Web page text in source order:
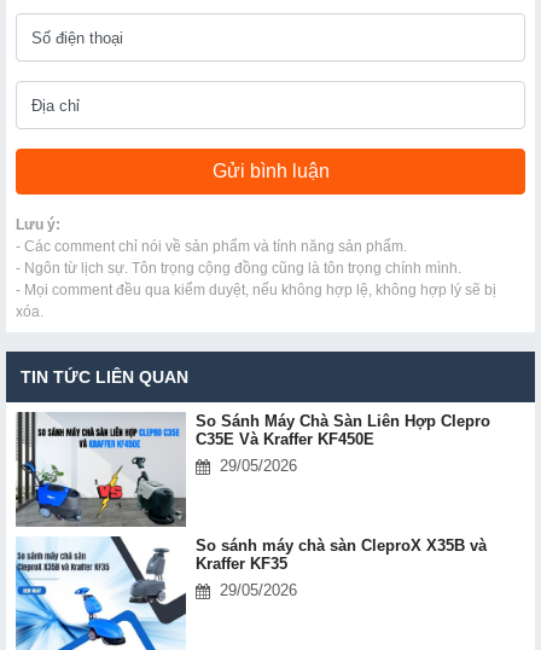
Lưu ý:
- Các comment chỉ nói về sản phẩm và tính năng sản phẩm.
- Ngôn từ lịch sự. Tôn trọng cộng đồng cũng là tôn trọng chính mình.
- Mọi comment đều qua kiểm duyệt, nếu không hợp lệ, không hợp lý sẽ bị
xóa.
TIN TỨC LIÊN QUAN
So Sánh Máy Chà Sàn Liên Hợp Clepro
C35E Và Kraffer KF450E
29/05/2026
So sánh máy chà sàn CleproX X35B và
Kraffer KF35
29/05/2026